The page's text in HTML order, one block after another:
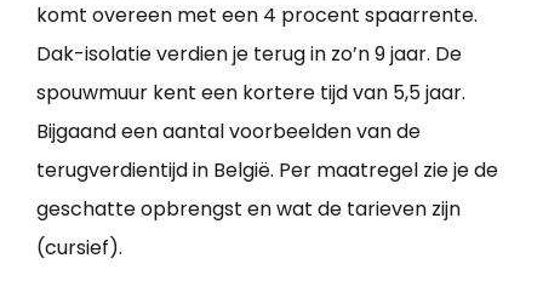
komt overeen met een 4 procent spaarrente.
Dak-isolatie verdien je terug in zo’n 9 jaar. De
spouwmuur kent een kortere tijd van 5,5 jaar.
Bijgaand een aantal voorbeelden van de
terugverdientijd in België. Per maatregel zie je de
geschatte opbrengst en wat de tarieven zijn
(cursief).